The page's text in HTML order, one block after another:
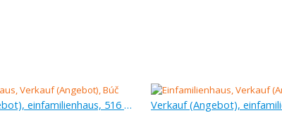
Verkauf (Angebot), einfamilienhaus, 516 m